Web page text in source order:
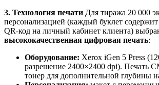
3. Технология печати Для тиража 20 000
персонализацией (каждый буклет
QR-код на личный кабинет клиента)
высококачественная цифровая печать:
Оборудование: Xerox iGen 5 Press
разрешение 2400×2400 dpi). Печать
тонер для дополнительной глубины